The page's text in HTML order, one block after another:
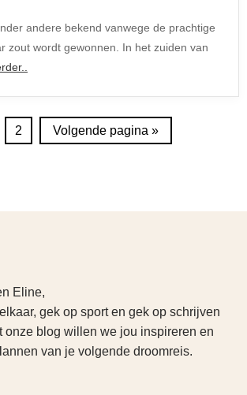
andere bekend vanwege de prachtige
zout wordt gewonnen. In het zuiden van
2 Volgende pagina »
Eline,
gek op sport en gek op schrijven
onze blog willen we jou inspireren en
van je volgende droomreis.